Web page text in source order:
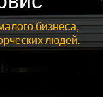
бизнеса,
людей.